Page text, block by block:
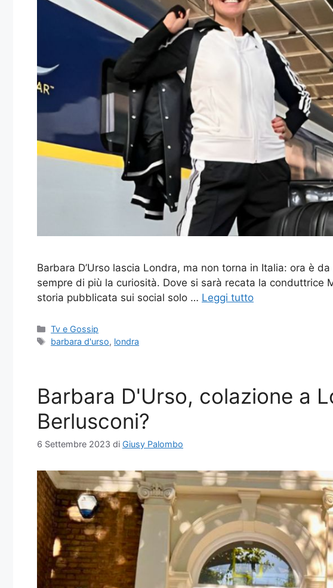
Barbara D’Urso lascia Londra, ma non torna in Italia: ora è
sempre di più la curiosità. Dove si sarà recata la conduttrice
storia pubblicata sui social solo … Leggi tutto
Categorie
Tv e Gossip
Tag
barbara d'urso, londra
Barbara D'Urso, colazione a
Berlusconi?
6 Settembre 2023 di Giusy Palombo